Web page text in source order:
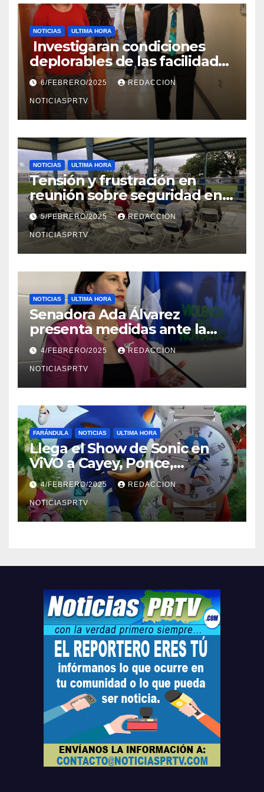
NOTICIAS ULTIMA HORA
Investigaran condiciones
deplorables de las facilidades
el Departamento de la Salud
en Mayagüez
6/FEBRERO/2025 REDACCION
NOTICIASPRTV
NOTICIAS ULTIMA HORA
Tensión y frustración en
reunión sobre seguridad en
Reparto Metropolitano
5/FEBRERO/2025 REDACCION
NOTICIASPRTV
NOTICIAS ULTIMA HORA
Senadora Ada Álvarez
presenta medidas ante la
violencia en el noviazgo
4/FEBRERO/2025 REDACCION
NOTICIASPRTV
FARÁNDULA NOTICIAS ULTIMA HORA
Llega el Show de Sonic en
ViVO a Cayey, Ponce,
Barceloneta y Humacao,
Relojes gratis para el que
compre ahora….
4/FEBRERO/2025 REDACCION
NOTICIASPRTV